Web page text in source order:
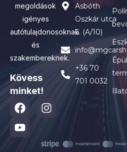
megoldások
igényes
autótulajdonosoknak
és
szakembereknek.
Kövess
minket!
Asbóth
Oszkár utca
6. (A/10)
+36 70
701 0032